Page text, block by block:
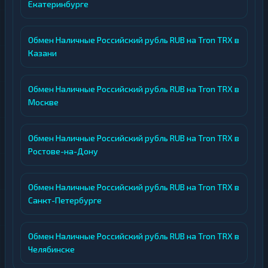
Екатеринбурге
Обмен Наличные Российский рубль RUB на Tron TRX в
Казани
Обмен Наличные Российский рубль RUB на Tron TRX в
Москве
Обмен Наличные Российский рубль RUB на Tron TRX в
Ростове-на-Дону
Обмен Наличные Российский рубль RUB на Tron TRX в
Санкт-Петербурге
Обмен Наличные Российский рубль RUB на Tron TRX в
Челябинске